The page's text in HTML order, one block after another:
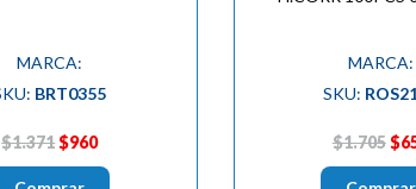
MARCA:
BRT0355
$1.371$960
MARCA:
SKU:
$1.705